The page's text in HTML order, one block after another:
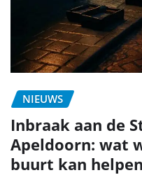
NIEUWS
Inbraak aan de
Apeldoorn: wat
buurt kan helpen